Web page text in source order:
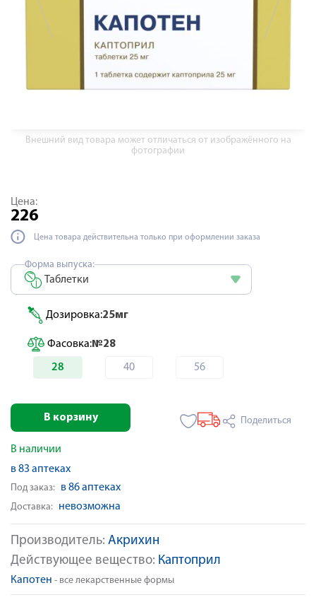
Внешний вид товара может отличаться от изображённого на
фотографии
Производитель: Акрихин
Действующее вещество: Каптоприл
Капотен - все лекарственные формы
Цена:
226
Цена товара действительна только при оформлении заказа
Форма выпуска:
Таблетки
Дозировка:25мг
Фасовка:№28
28 40 56
В корзину Поделиться
В наличии
в 83 аптеках
Под заказ: в 86 аптеках
Доставка: невозможна